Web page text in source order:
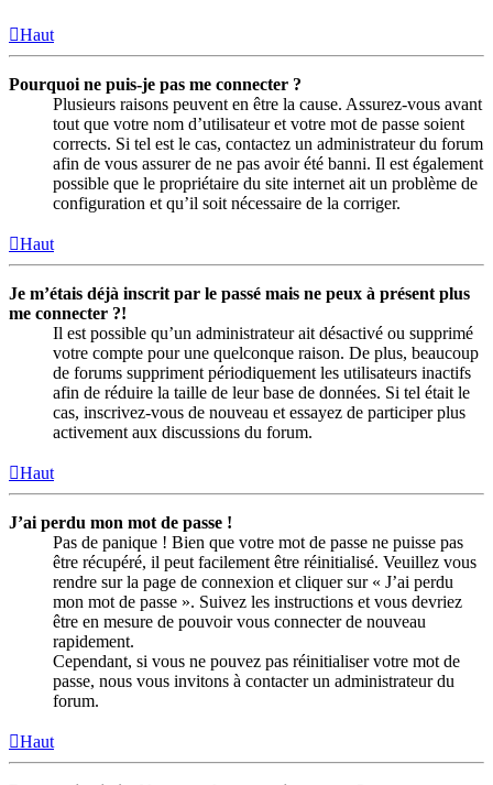
Haut
Pourquoi ne puis-je pas me connecter ?
Plusieurs raisons peuvent en être la cause. Assurez-vous avant
tout que votre nom d’utilisateur et votre mot de passe soient
corrects. Si tel est le cas, contactez un administrateur du forum
afin de vous assurer de ne pas avoir été banni. Il est également
possible que le propriétaire du site internet ait un problème de
configuration et qu’il soit nécessaire de la corriger.
Haut
Je m’étais déjà inscrit par le passé mais ne peux à présent plus
me connecter ?!
Il est possible qu’un administrateur ait désactivé ou supprimé
votre compte pour une quelconque raison. De plus, beaucoup
de forums suppriment périodiquement les utilisateurs inactifs
afin de réduire la taille de leur base de données. Si tel était le
cas, inscrivez-vous de nouveau et essayez de participer plus
activement aux discussions du forum.
Haut
J’ai perdu mon mot de passe !
Pas de panique ! Bien que votre mot de passe ne puisse pas
être récupéré, il peut facilement être réinitialisé. Veuillez vous
rendre sur la page de connexion et cliquer sur « J’ai perdu
mon mot de passe ». Suivez les instructions et vous devriez
être en mesure de pouvoir vous connecter de nouveau
rapidement.
Cependant, si vous ne pouvez pas réinitialiser votre mot de
passe, nous vous invitons à contacter un administrateur du
forum.
Haut